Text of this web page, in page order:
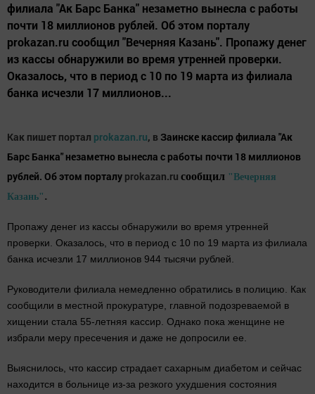
филиала "Ак Барс Банка" незаметно вынесла с работы
почти 18 миллионов рублей. Об этом порталу
prokazan.ru сообщил "Вечерняя Казань". Пропажу денег
из кассы обнаружили во время утренней проверки.
Оказалось, что в период с 10 по 19 марта из филиала
банка исчезли 17 миллионов...
Как пишет портал prokazan.ru, в Заинске кассир филиала "Ак
Барс Банка" незаметно вынесла с работы почти 18 миллионов
рублей. Об этом порталу prokazan.ru сообщил "Вечерняя
Казань" .
Пропажу денег из кассы обнаружили во время утренней
проверки. Оказалось, что в период с 10 по 19 марта из филиала
банка исчезли 17 миллионов 944 тысячи рублей.
Руководители филиала немедленно обратились в полицию. Как
сообщили в местной прокуратуре, главной подозреваемой в
хищении стала 55-летняя кассир. Однако пока женщине не
избрали меру пресечения и даже не допросили ее.
Выяснилось, что кассир страдает сахарным диабетом и сейчас
находится в больнице из-за резкого ухудшения состояния